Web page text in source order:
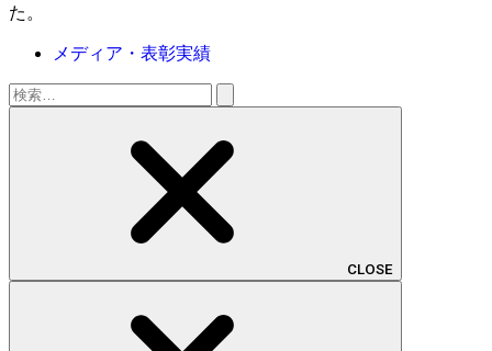
た。
メディア・表彰実績
検
索:
CLOSE